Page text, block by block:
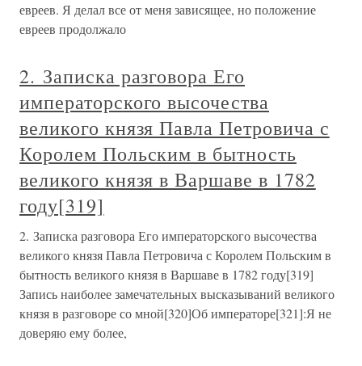
евреев. Я делал все от меня зависящее, но положение
евреев продолжало
2. Записка разговора Его
императорского высочества
великого князя Павла Петровича с
Королем Польским в бытность
великого князя в Варшаве в 1782
году[319]
2. Записка разговора Его императорского высочества
великого князя Павла Петровича с Королем Польским в
бытность великого князя в Варшаве в 1782 году[319]
Запись наиболее замечательных высказываний великого
князя в разговоре со мной[320]Об императоре[321]:Я не
доверяю ему более,